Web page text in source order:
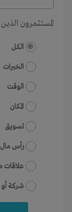
المستثمرون
الكل
الخبرات
الوقت
المكان
تسويق
رأس مال
شركة